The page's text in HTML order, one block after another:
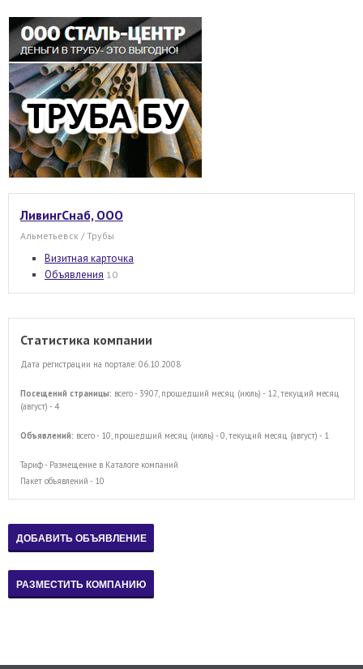
ЛивингСнаб, ООО
Альметьевск / Трубы
Визитная карточка
Объявления 10
Статистика компании
Дата регистрации на портале: 06.10.2008
Посещений страницы: всего - 3907, прошедший месяц (июль) - 12, текущий месяц
(август) - 4
Объявлений: всего - 10, прошедший месяц (июль) - 0, текущий месяц (август) - 1
Тариф - Размещение в Каталоге компаний
Пакет объявлений - 10